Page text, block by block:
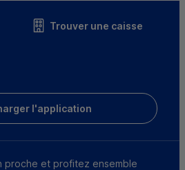
Trouver une caisse
l'application
proche et profitez ensemble